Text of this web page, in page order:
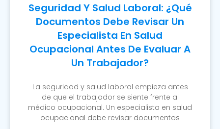
Seguridad Y Salud Laboral: ¿Qué
Documentos Debe Revisar Un
Especialista En Salud
Ocupacional Antes De Evaluar A
Un Trabajador?
La seguridad y salud laboral empieza antes
de que el trabajador se siente frente al
médico ocupacional. Un especialista en salud
ocupacional debe revisar documentos